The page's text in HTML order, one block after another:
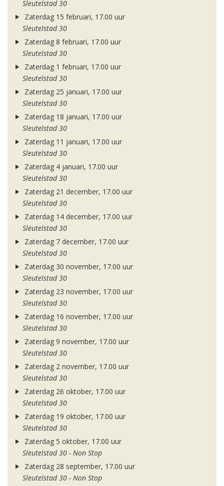
Sleutelstad 30
Zaterdag 15 februari, 17.00 uur
Sleutelstad 30
Zaterdag 8 februari, 17.00 uur
Sleutelstad 30
Zaterdag 1 februari, 17.00 uur
Sleutelstad 30
Zaterdag 25 januari, 17.00 uur
Sleutelstad 30
Zaterdag 18 januari, 17.00 uur
Sleutelstad 30
Zaterdag 11 januari, 17.00 uur
Sleutelstad 30
Zaterdag 4 januari, 17.00 uur
Sleutelstad 30
Zaterdag 21 december, 17.00 uur
Sleutelstad 30
Zaterdag 14 december, 17.00 uur
Sleutelstad 30
Zaterdag 7 december, 17.00 uur
Sleutelstad 30
Zaterdag 30 november, 17.00 uur
Sleutelstad 30
Zaterdag 23 november, 17.00 uur
Sleutelstad 30
Zaterdag 16 november, 17.00 uur
Sleutelstad 30
Zaterdag 9 november, 17.00 uur
Sleutelstad 30
Zaterdag 2 november, 17.00 uur
Sleutelstad 30
Zaterdag 26 oktober, 17.00 uur
Sleutelstad 30
Zaterdag 19 oktober, 17.00 uur
Sleutelstad 30
Zaterdag 5 oktober, 17.00 uur
Sleutelstad 30 - Non Stop
Zaterdag 28 september, 17.00 uur
Sleutelstad 30 - Non Stop